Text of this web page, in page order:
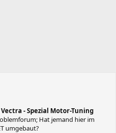
Vectra - Spezial Motor-Tuning
Hat jemand hier im
umgebaut?